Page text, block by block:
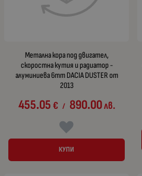
Метална кора под двигател,
скоростна кутия и радиатор -
алуминиева 6mm DACIA DUSTER от
2013
455.05€ / 890.00лв.
КУПИ